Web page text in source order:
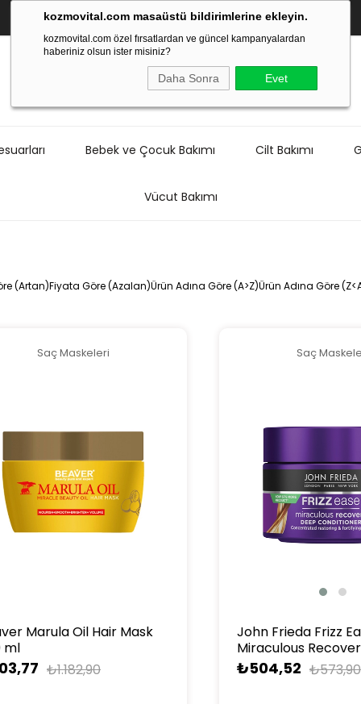
kozmovital.com masaüstü bildirimlerine ekleyin.
kozmovital.com özel fırsatlardan ve güncel kampanyalardan
haberiniz olsun ister misiniz?
Daha Sonra Evet
Bebek ve Çocuk Bakımı Cilt Bakımı
Vücut Bakımı
(Artan)Fiyata Göre (Azalan)Ürün Adına Göre (A>Z)Ürün Adına Göre
Saç Maskeleri
Marula Oil Hair Mask
ml
₺1.182,90
Saç
John Frieda Frizz
Miraculous
Bakım Maskesi
₺504,52 ₺573,90